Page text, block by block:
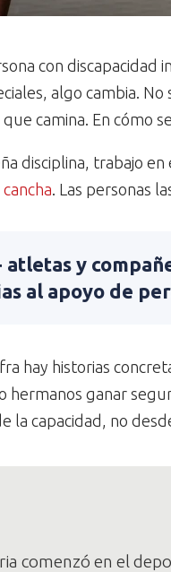
con
algo cambia.
camina. En cómo
disciplina, trabajo
. Las personas
atletas y
al apoyo de
hay historias
o hermanos ganar
la capacidad, no
comenzó en el